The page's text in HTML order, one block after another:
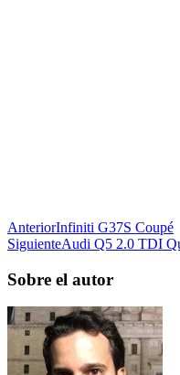
AnteriorInfiniti G37S Coupé
SiguienteAudi Q5 2.0 TDI
Sobre el autor